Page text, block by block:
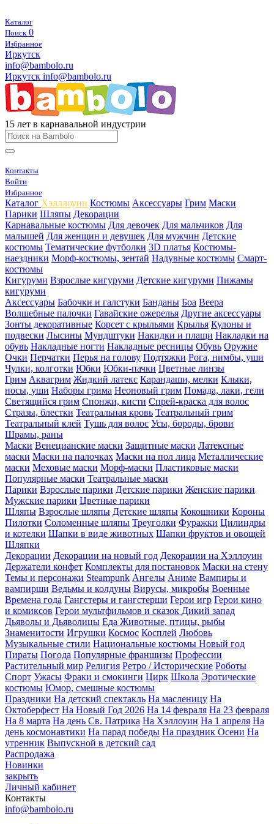
Каталог
Поиск 0
Избранное
Иркутск
info@bambolo.ru
Иркутск info@bambolo.ru
15 лет в карнавальной индустрии
Контакты
Войти
Избранное
Каталог Хэлллоуин Костюмы Аксессуары Грим Маски
Парики Шляпы Декорации
Карнавальные костюмы Для девочек Для мальчиков Для
малышей Для женщин и девушек Для мужчин Детские
костюмы Тематические футболки 3D платья Костюмы-
наездники Морф-костюмы, зентай Надувные костюмы Смарт-
костюмы
Кигуруми Взрослые кигуруми Детские кигуруми Пижамы
кигуруми
Аксессуары Бабочки и галстуки Банданы Боа Веера
Волшебные палочки Гавайские ожерелья Другие аксессуары
Зонты декоративные Корсет с крыльями Крылья Кулоны и
подвески Лысины Мундштуки Накидки и плащи Накладки на
обувь Накладные ногти Накладные ресницы Обувь Оружие
Очки Перчатки Перья на голову Подтяжки Рога, нимбы, уши
Чулки, колготки Юбки Юбки-пачки Цветные линзы
Грим Аквагрим Жидкий латекс Карандаши, мелки Клыки,
носы, уши Наборы грима Неоновый грим Помада, лаки, гели
Светящийся грим Спонжи, кисти Спрей-краска для волос
Стразы, блестки Театральная кровь Театральный грим
Театральный клей Тушь для волос Усы, бороды, брови
Шрамы, раны
Маски Венецианские маски Защитные маски Латексные
маски Маски на палочках Маски на пол лица Металлические
маски Меховые маски Морф-маски Пластиковые маски
Популярные маски Театральные маски
Парики Взрослые парики Детские парики Женские парики
Мужские парики Цветные парики
Шляпы Взрослые шляпы Детские шляпы Кокошники Короны
Пилотки Соломенные шляпы Треуголки Фуражки Цилиндры
и котелки Шапки в виде животных Шапки фруктов и овощей
Шляпки
Декорации Декорации на новый год Декорации на Хэллоуин
Держатели конфет Комплекты для постановок Маски на стену
Темы и персонажи Steampunk Ангелы Аниме Вампиры и
вампирши Ведьмы и колдуны Вирусы, микробы Военные
Времена года Гангстеры и гангстерши Герои игр Герои кино
и комиксов Герои мультфильмов и сказок Дикий запад
Дьяволы и Дьяволицы Еда Животные, птицы, рыбы
Знаменитости Игрушки Космос Косплей Любовь
Музыкальные стили Национальные костюмы Новый год
Пираты Погода Популярные франшизы Профессии
Растительный мир Религия Ретро / Исторические Роботы
Спорт Ужасы Фраки и смокинги Цирк Школа Эротические
костюмы Юмор, смешные костюмы
Праздники На детский спектакль На масленицу На
Октоберфест На Новый Год 2026 На 14 февраля На 23 февраля
На 8 марта На день Св. Патрика На Хэллоуин На 1 апреля На
день космонавтики На парад победы На праздник Осени На
утренник Выпускной в детский сад
Распродажа
Новинки
закрыть
Личный кабинет
Контакты
info@bambolo.ru